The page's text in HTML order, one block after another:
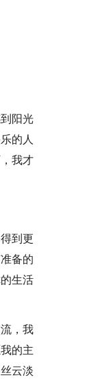
阳光
的人
我才
到更
备的
生活
，我
的主
云淡